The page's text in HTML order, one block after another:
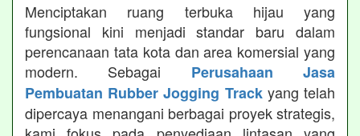
Menciptakan ruang terbuka hijau yang
fungsional kini menjadi standar baru dalam
perencanaan tata kota dan area komersial yang
modern. Sebagai Perusahaan Jasa
Pembuatan Rubber Jogging Trackyang telah
dipercaya menangani berbagai proyek strategis,